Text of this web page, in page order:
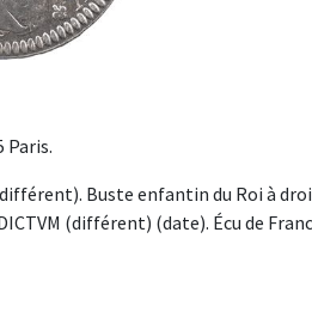
Paris.
(différent). Buste enfantin du Roi à
(différent) (date). Écu de